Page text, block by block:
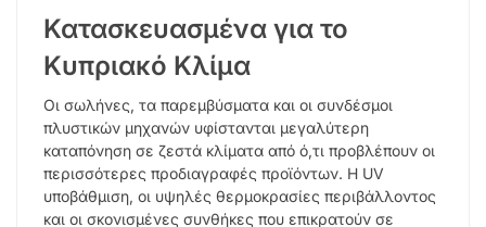
Κατασκευασμένα για το
Κυπριακό Κλίμα
Οι σωλήνες, τα παρεμβύσματα και οι συνδέσμοι
πλυστικών μηχανών υφίστανται μεγαλύτερη
καταπόνηση σε ζεστά κλίματα από ό,τι προβλέπουν οι
περισσότερες προδιαγραφές προϊόντων. Η UV
υποβάθμιση, οι υψηλές θερμοκρασίες περιβάλλοντος
και οι σκονισμένες συνθήκες που επικρατούν σε